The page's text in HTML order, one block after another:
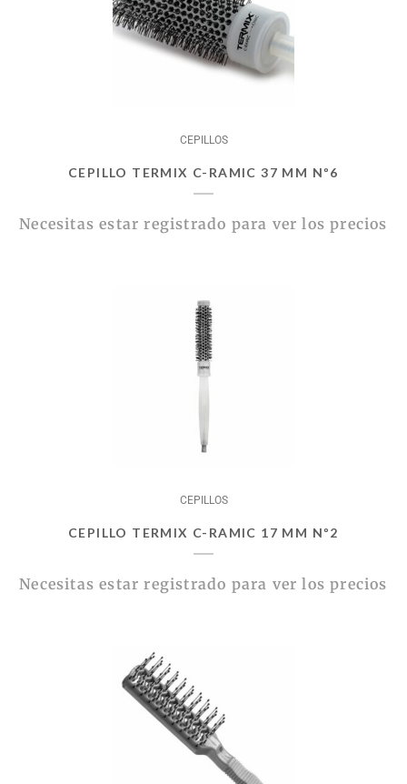
CEPILLOS
CEPILLO TERMIX C-RAMIC 37 MM Nº6
Necesitas estar registrado para ver los precios
CEPILLOS
CEPILLO TERMIX C-RAMIC 17 MM Nº2
Necesitas estar registrado para ver los precios